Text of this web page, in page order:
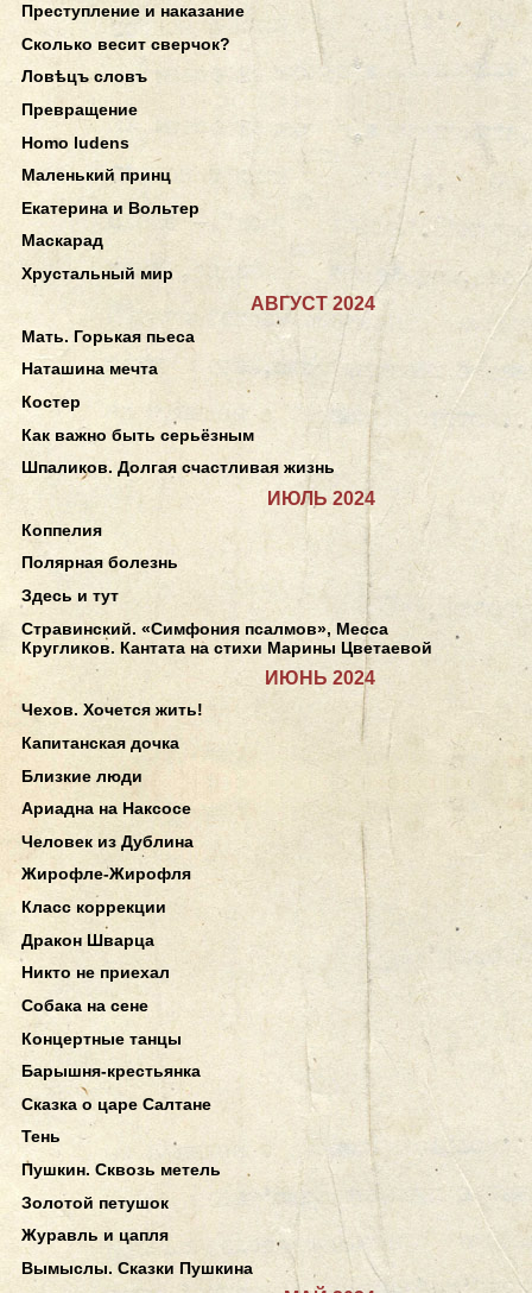
Преступление и наказание
Сколько весит сверчок?
Ловѣцъ словъ
Превращение
Homo ludens
Маленький принц
Екатерина и Вольтер
Маскарад
Хрустальный мир
АВГУСТ 2024
Мать. Горькая пьеса
Наташина мечта
Костер
Как важно быть серьёзным
Шпаликов. Долгая счастливая жизнь
ИЮЛЬ 2024
Коппелия
Полярная болезнь
Здесь и тут
Стравинский. «Симфония псалмов», Месса
Кругликов. Кантата на стихи Марины Цветаевой
ИЮНЬ 2024
Чехов. Хочется жить!
Капитанская дочка
Близкие люди
Ариадна на Наксосе
Человек из Дублина
Жирофле-Жирофля
Класс коррекции
Дракон Шварца
Никто не приехал
Собака на сене
Концертные танцы
Барышня-крестьянка
Сказка о царе Салтане
Тень
Пушкин. Сквозь метель
Золотой петушок
Журавль и цапля
Вымыслы. Сказки Пушкина